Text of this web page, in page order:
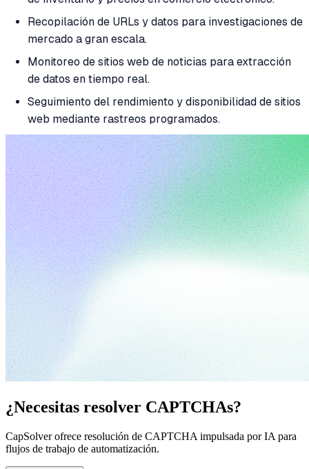
Recopilación de URLs y datos para investigaciones de
mercado a gran escala.
Monitoreo de sitios web de noticias para extracción
de datos en tiempo real.
Seguimiento del rendimiento y disponibilidad de sitios
web mediante rastreos programados.
¿Necesitas resolver CAPTCHAs?
CapSolver ofrece resolución de CAPTCHA impulsada por IA para
flujos de trabajo de automatización.